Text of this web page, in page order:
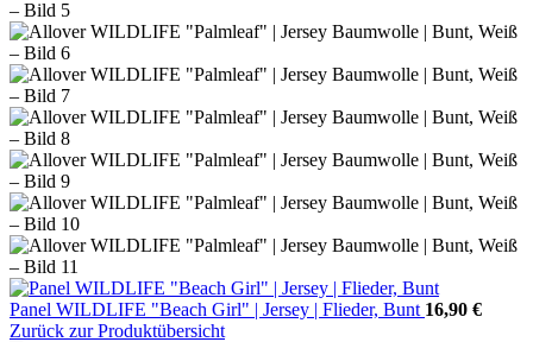
Panel WILDLIFE "Beach Girl" | Jersey | Flieder, Bunt 16,90 €
Zurück zur Produktübersicht